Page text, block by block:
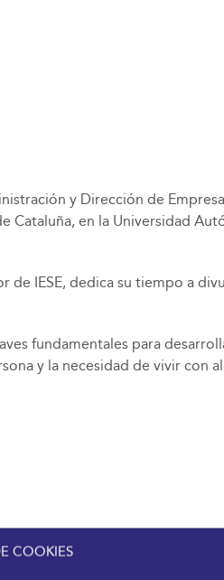
COOKIES
y Dirección de
en la Universidad
IESE, dedica su tiempo a
fundamentales para
y la necesidad de vivir con